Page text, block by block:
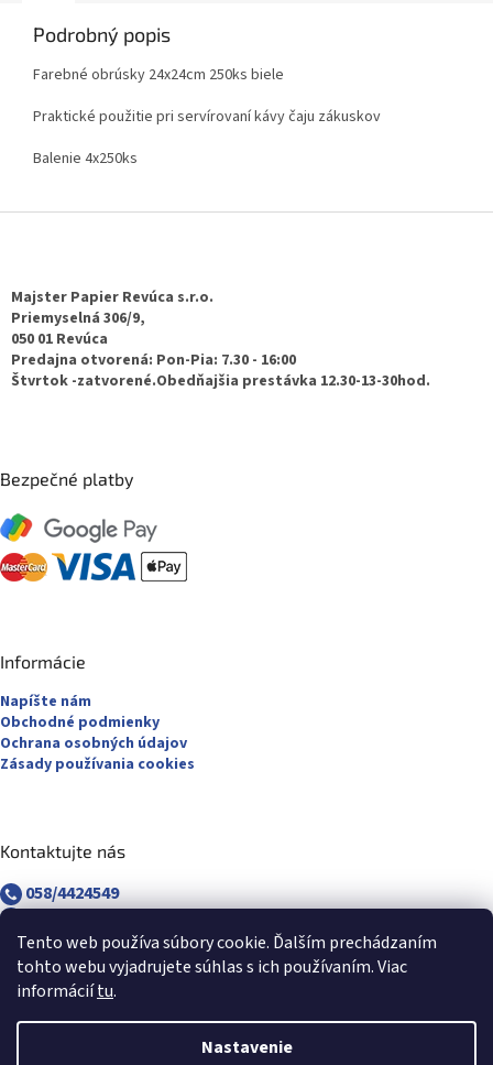
Tento web používa súbory cookie. Ďalším prechádzaním
tohto webu vyjadrujete súhlas s ich používaním. Viac
informáciítu.
Nastavenie
Podrobný popis
Farebné obrúsky 24x24cm 250ks biele
Praktické použitie pri servírovaní kávy čaju zákuskov
Balenie 4x250ks
Majster Papier Revúca s.r.o.
Priemyselná 306/9,
050 01 Revúca
Predajna otvorená: Pon-Pia: 7.30 - 16:00
Štvrtok -zatvorené.Obedňajšia prestávka 12.30-13-30hod.
Bezpečné platby
Informácie
Napíšte nám
Obchodné podmienky
Ochrana osobných údajov
Zásady používania cookies
Kontaktujte nás
058/4424549
revuca@majsterpapier.sk
Vytvoril Shoptet